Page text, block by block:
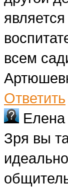
всем
Ответить
Елена
Зря вы